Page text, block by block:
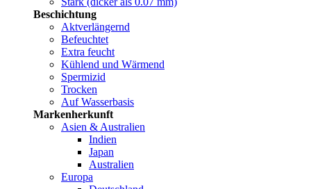
Beschichtung
Aktverlängernd
Befeuchtet
Extra feucht
Kühlend und Wärmend
Spermizid
Trocken
Auf Wasserbasis
Markenherkunft
Asien & Australien
Indien
Japan
Australien
Europa